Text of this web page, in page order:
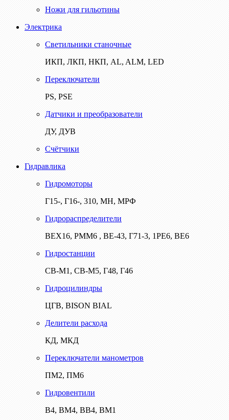
Ножи для гильотины
Электрика
Светильники станочные
ИКП, ЛКП, НКП, AL, ALM, LED
Переключатели
PS, PSE
Датчики и преобразователи
ДУ, ДУВ
Счётчики
Гидравлика
Гидромоторы
Г15-, Г16-, 310, МН, МРФ
Гидрораспределители
ВЕХ16, РММ6 , ВЕ-43, Г71-3, 1РЕ6, ВЕ6
Гидростанции
СВ-М1, СВ-М5, Г48, Г46
Гидроцилиндры
ЦГВ, BISON BIAL
Делители расхода
КД, МКД
Переключатели манометров
ПМ2, ПМ6
Гидровентили
В4, ВМ4, ВВ4, ВМ1